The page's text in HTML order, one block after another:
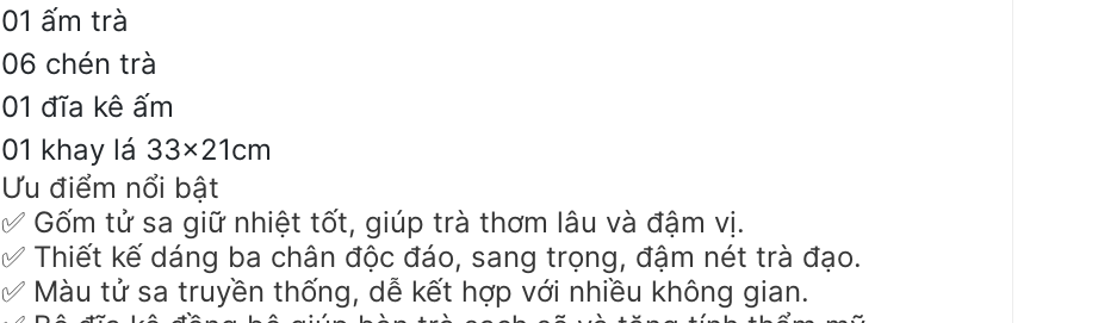
01 ấm trà
06 chén trà
01 đĩa kê ấm
01 khay lá 33x21cm
Ưu điểm nổi bật
✅ Gốm tử sa giữ nhiệt tốt, giúp trà thơm lâu và đậm vị.
✅ Thiết kế dáng ba chân độc đáo, sang trọng, đậm nét trà đạo.
✅ Màu tử sa truyền thống, dễ kết hợp với nhiều không gian.